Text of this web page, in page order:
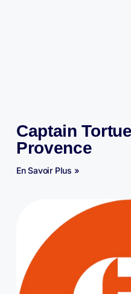
Captain
Provence
En Savoir Plus »